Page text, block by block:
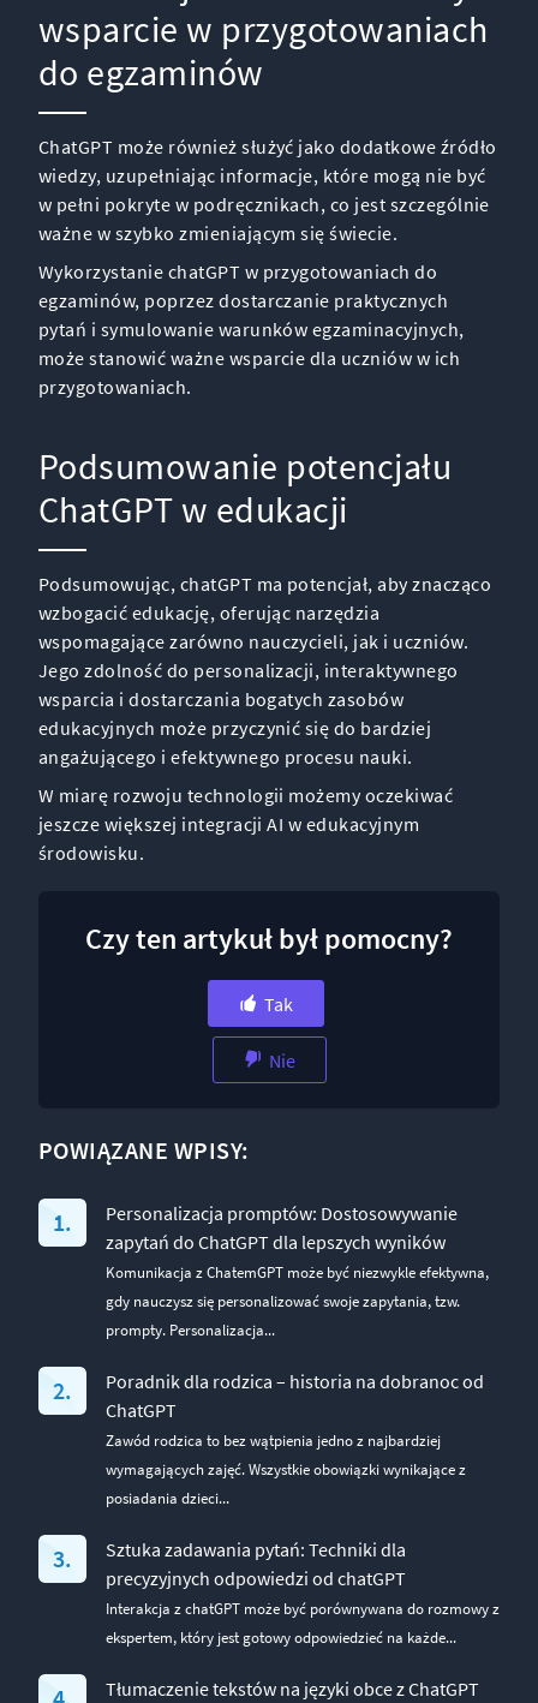
wsparcie w przygotowaniach
do egzaminów
ChatGPT może również służyć jako dodatkowe źródło
wiedzy, uzupełniając informacje, które mogą nie być
w pełni pokryte w podręcznikach, co jest szczególnie
ważne w szybko zmieniającym się świecie.
Wykorzystanie chatGPT w przygotowaniach do
egzaminów, poprzez dostarczanie praktycznych
pytań i symulowanie warunków egzaminacyjnych,
może stanowić ważne wsparcie dla uczniów w ich
przygotowaniach.
Podsumowanie potencjału
ChatGPT w edukacji
Podsumowując, chatGPT ma potencjał, aby znacząco
wzbogacić edukację, oferując narzędzia
wspomagające zarówno nauczycieli, jak i uczniów.
Jego zdolność do personalizacji, interaktywnego
wsparcia i dostarczania bogatych zasobów
edukacyjnych może przyczynić się do bardziej
angażującego i efektywnego procesu nauki.
W miarę rozwoju technologii możemy oczekiwać
jeszcze większej integracji AI w edukacyjnym
środowisku.
Czy ten artykuł był pomocny?
Tak
Nie
POWIĄZANE WPISY:
Personalizacja promptów: Dostosowywanie
zapytań do ChatGPT dla lepszych wyników
Komunikacja z ChatemGPT może być niezwykle efektywna,
gdy nauczysz się personalizować swoje zapytania, tzw.
prompty. Personalizacja...
Poradnik dla rodzica – historia na dobranoc od
ChatGPT
Zawód rodzica to bez wątpienia jedno z najbardziej
wymagających zajęć. Wszystkie obowiązki wynikające z
posiadania dzieci...
Sztuka zadawania pytań: Techniki dla
precyzyjnych odpowiedzi od chatGPT
Interakcja z chatGPT może być porównywana do rozmowy z
ekspertem, który jest gotowy odpowiedzieć na każde...
Tłumaczenie tekstów na języki obce z ChatGPT